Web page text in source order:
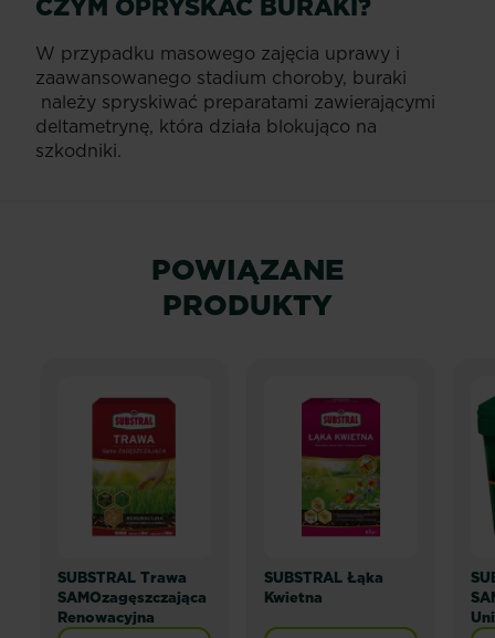
W przypadku masowego zajęcia uprawy i
zaawansowanego stadium choroby, buraki
należy spryskiwać preparatami zawierającymi
deltametrynę, która działa blokująco na
szkodniki.
POWIĄZANE
PRODUKTY
SUBSTRAL Trawa
SAMOzagęszczająca
Renowacyjna
SUBSTRAL Łąka
Kwietna